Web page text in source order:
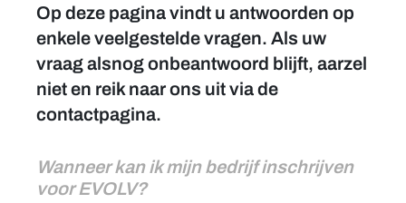
Contact
Team
FAQ
Foto's
Op deze pagina vindt u antwoorden op
enkele veelgestelde vragen. Als uw
vraag alsnog onbeantwoord blijft, aarzel
niet en reik naar ons uit via de
contactpagina.
Wanneer kan ik mijn bedrijf inschrijven
voor EVOLV?